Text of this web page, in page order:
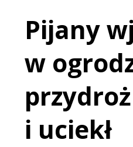
Pijany
w
i uciekł